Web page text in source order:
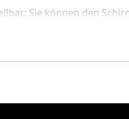
Sie können den
mit Fuß
mit Fußverfügt über